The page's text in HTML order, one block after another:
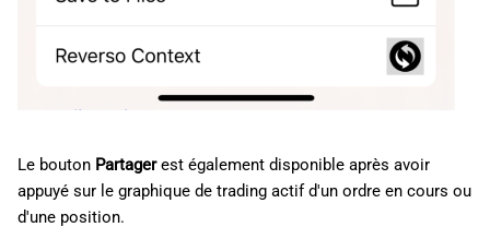
Le bouton Partagerest également disponible après avoir
appuyé sur le graphique de trading actif d'un ordre en cours ou
d'une position.